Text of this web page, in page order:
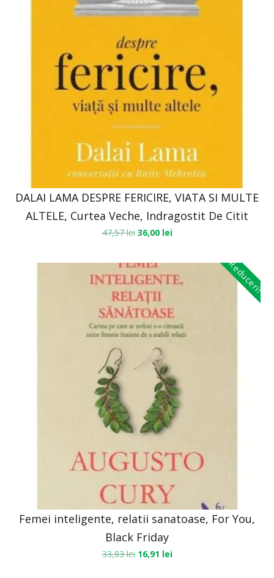
DALAI LAMA DESPRE FERICIRE, VIATA SI MULTE
ALTELE, Curtea Veche, Indragostit De Citit
47,57lei 36,00 lei
Reduceri!
Femei inteligente, relatii sanatoase, For You,
Black Friday
33,83lei 16,91 lei